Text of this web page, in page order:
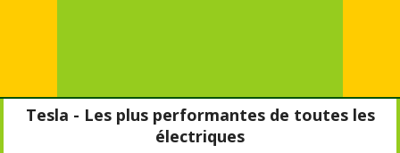
Tesla - Les plus performantes de toutes les
électriques